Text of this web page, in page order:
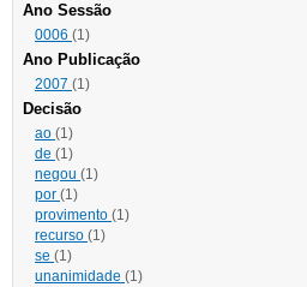
Ano Sessão
0006 (1)
Ano Publicação
2007 (1)
Decisão
ao (1)
de (1)
negou (1)
por (1)
provimento (1)
recurso (1)
se (1)
unanimidade (1)